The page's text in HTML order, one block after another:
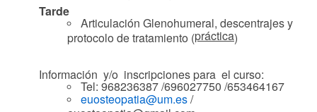
Tarde
Articulación Glenohumeral, descentrajes y
protocolo de tratamiento (práctica)
Información y/o inscripciones para el curso:
Tel: 968236387 /696027750 /653464167
euosteopatia@um.es/